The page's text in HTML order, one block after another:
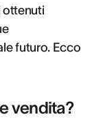
ottenuti
futuro. Ecco
vendita?